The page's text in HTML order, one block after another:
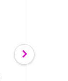
Donic